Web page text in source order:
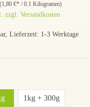
(1,80 €* / 0.1 Kilogramm)
zzgl. Versandkosten
Lieferzeit: 1-3 Werktage
1kg + 300g